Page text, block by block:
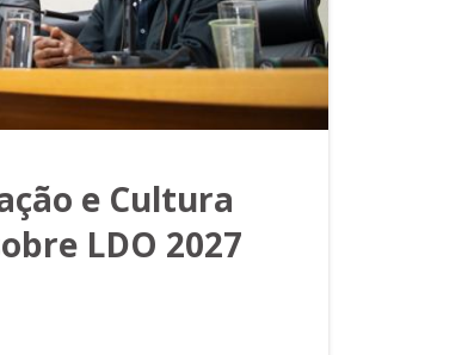
e Cultura
LDO 2027